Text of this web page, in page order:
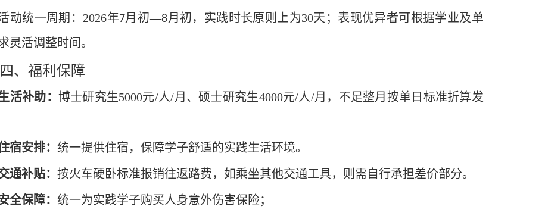
动统一周期： 2026年7月初—8月初，实践时长原则上为30天；表现优异者可根据学业及单
灵活调整时间。
四、福利保障
活补助： 博士研究生5000元/人/月、硕士研究生4000元/人/月 ，不足整月按单日标准折算发
宿安排：统一提供住宿，保障学子舒适的实践生活环境。
通补贴：按火车硬卧标准报销往返路费， 如乘坐其他交通工具，则需自行承担差价部分。
全保障：统一为实践学子购买人身意外伤害保险；